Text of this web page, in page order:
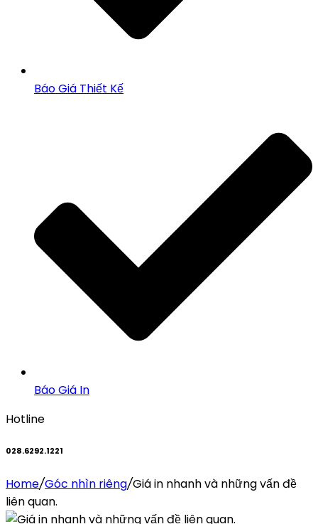
Báo Giá Thiết Kế
Báo Giá In
Hotline
028.6292.1221
Home/Góc nhìn riêng/Giá in nhanh và những vấn đề
liên quan.